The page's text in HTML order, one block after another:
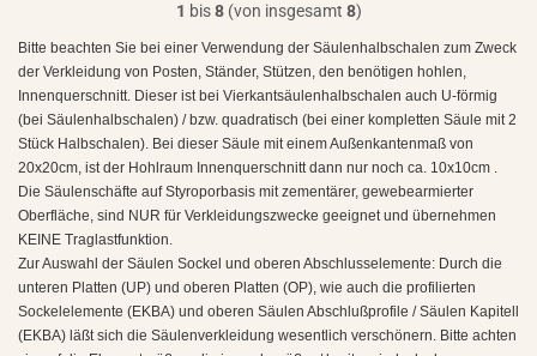
1 bis8(von insgesamt 8)
Bitte beachten Sie bei einer Verwendung der Säulenhalbschalen zum Zweck
der Verkleidung von Posten, Ständer, Stützen, den benötigen hohlen,
Innenquerschnitt. Dieser ist bei Vierkantsäulenhalbschalen auch U-förmig
(bei Säulenhalbschalen) / bzw. quadratisch (bei einer kompletten Säule mit 2
Stück Halbschalen). Bei dieser Säule mit einem Außenkantenmaß von
20x20cm, ist der Hohlraum Innenquerschnitt dann nur noch ca. 10x10cm .
Die Säulenschäfte auf Styroporbasis mit zementärer, gewebearmierter
Oberfläche, sind NUR für Verkleidungszwecke geeignet und übernehmen
KEINE Traglastfunktion.
Zur Auswahl der Säulen Sockel und oberen Abschlusselemente: Durch die
unteren Platten (UP) und oberen Platten (OP), wie auch die profilierten
Sockelelemente (EKBA) und oberen Säulen Abschlußprofile / Säulen Kapitell
(EKBA) läßt sich die Säulenverkleidung wesentlich verschönern. Bitte achten